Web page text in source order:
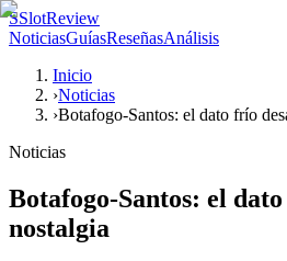
SSlotReview
NoticiasGuíasReseñasAnálisis
Inicio
›Noticias
›Botafogo-Santos: el dato frío
Noticias
Botafogo-Santos: el
nostalgia